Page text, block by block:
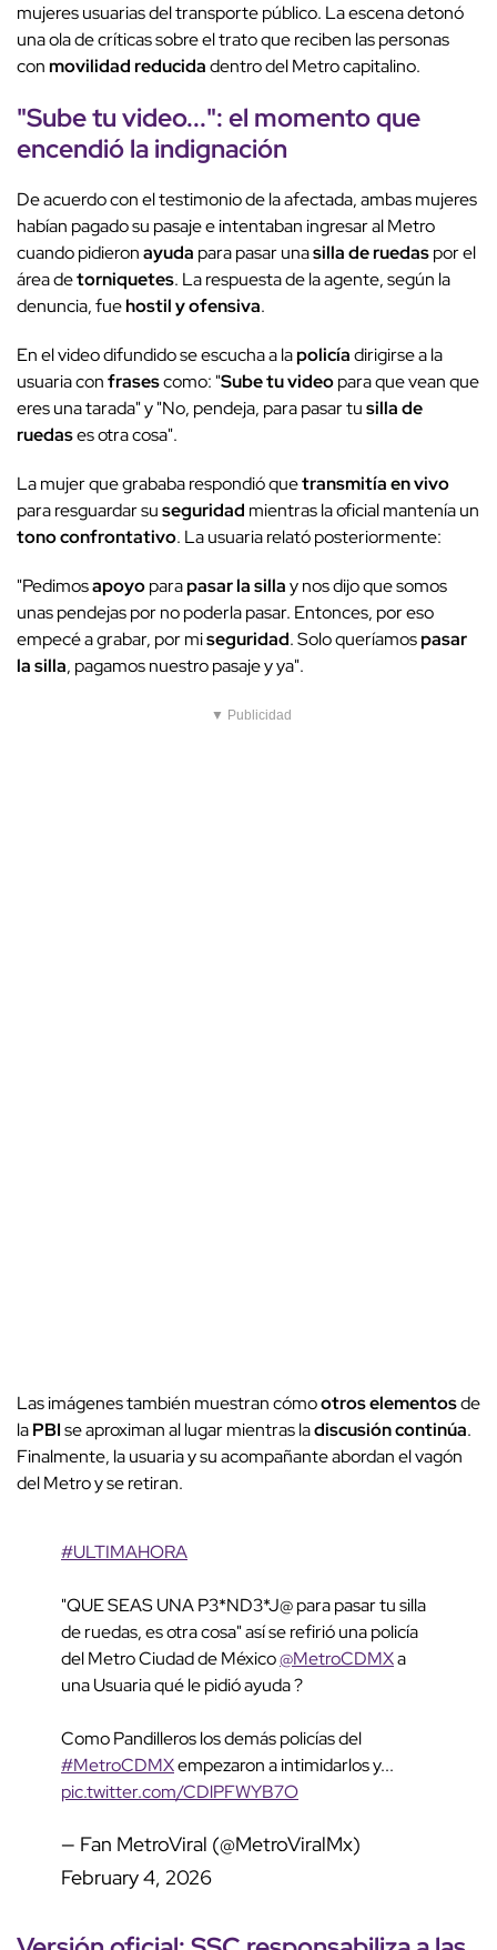
mujeres usuarias del transporte público. La escena detonó
una ola de críticas sobre el trato que reciben las personas
conmovilidad reducidadentro del Metro capitalino.
"Sube tu video...": el momentoque
encendió laindignación
De acuerdo con el testimonio de la afectada, ambas mujeres
habían pagado su pasaje e intentaban ingresar al Metro
cuando pidieronayuda para pasar unasilla de ruedaspor el
área detorniquetes. La respuesta de la agente, según la
denuncia, fuehostil y ofensiva.
En el video difundido se escucha a lapolicíadirigirse a la
usuaria confrasescomo: "Sube tu videopara que vean que
eres una tarada" y "No, pendeja, para pasar tusilla de
ruedases otra cosa".
La mujer que grababa respondió quetransmitía en vivo
para resguardar suseguridad mientras la oficial mantenía un
tono confrontativo. La usuaria relató posteriormente:
"Pedimosapoyoparapasar la sillay nos dijo que somos
unas pendejas por no poderla pasar. Entonces, por eso
empecé a grabar, por miseguridad. Solo queríamospasar
la silla, pagamos nuestro pasaje y ya".
▼ Publicidad
Las imágenes también muestran cómootros elementosde
laPBIse aproximan al lugar mientras ladiscusión continúa.
Finalmente, la usuaria y su acompañante abordan el vagón
del Metro y se retiran.
#ULTIMAHORA
"QUE SEAS UNA P3*ND3*J@ para pasar tu silla
de ruedas, es otra cosa" así se refirió una policía
del Metro Ciudad de México@MetroCDMXa
una Usuaria qué le pidió ayuda ?
Como Pandilleros los demás policías del
#MetroCDMXempezaron a intimidarlos y...
pic.twitter.com/CDlPFWYB7O
— Fan MetroViral (@MetroViralMx)
February 4, 2026